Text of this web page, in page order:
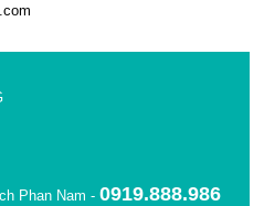
Phan Nam -0919.888.986